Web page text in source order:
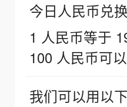
今日人民币兑
1 人民币等于
100 人民币可
我们可以用以